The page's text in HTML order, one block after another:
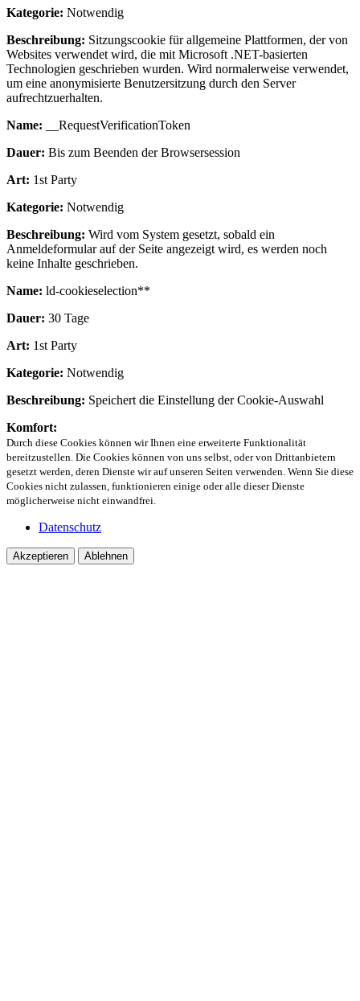
Kategorie: Notwendig
Beschreibung: Sitzungscookie für allgemeine Plattformen, der von
Websites verwendet wird, die mit Microsoft .NET-basierten
Technologien geschrieben wurden. Wird normalerweise verwendet,
um eine anonymisierte Benutzersitzung durch den Server
aufrechtzuerhalten.
Name: __RequestVerificationToken
Dauer: Bis zum Beenden der Browsersession
Art: 1st Party
Kategorie: Notwendig
Beschreibung: Wird vom System gesetzt, sobald ein
Anmeldeformular auf der Seite angezeigt wird, es werden noch
keine Inhalte geschrieben.
Name: ld-cookieselection**
Dauer: 30 Tage
Art: 1st Party
Kategorie: Notwendig
Beschreibung: Speichert die Einstellung der Cookie-Auswahl
Komfort:
Durch diese Cookies können wir Ihnen eine erweiterte Funktionalität
bereitzustellen. Die Cookies können von uns selbst, oder von Drittanbietern
gesetzt werden, deren Dienste wir auf unseren Seiten verwenden. Wenn Sie diese
Cookies nicht zulassen, funktionieren einige oder alle dieser Dienste
möglicherweise nicht einwandfrei.
Datenschutz
Akzeptieren Ablehnen